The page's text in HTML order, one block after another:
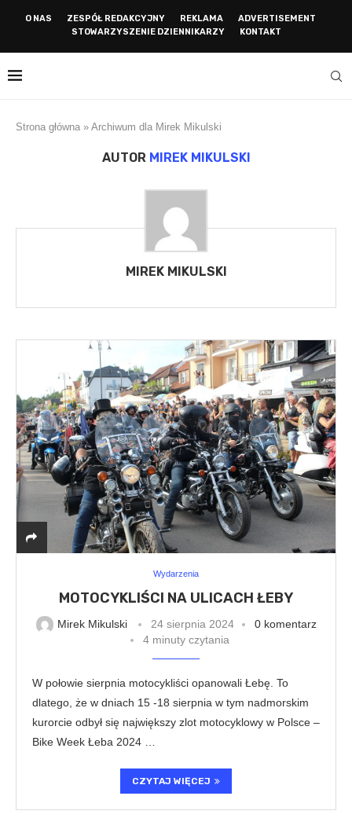
O NAS ZESPÓŁ REDAKCYJNY REKLAMA
ADVERTISEMENT
STOWARZYSZENIE DZIENNIKARZY
KONTAKT
Strona główna » Archiwum dla Mirek Mikulski
AUTOR MIREK MIKULSKI
MIREK MIKULSKI
Wydarzenia
MOTOCYKLIŚCI NA ULICACH ŁEBY
Mirek Mikulski 24 sierpnia 2024
0 komentarz
4 minuty czytania
W połowie sierpnia motocykliści opanowali Łebę. To
dlatego, że w dniach 15 -18 sierpnia w tym nadmorskim
kurorcie odbył się największy zlot motocyklowy w Polsce –
Bike Week Łeba 2024 …
CZYTAJ WIĘCEJ